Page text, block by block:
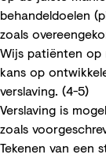
behandeldoelen
zoals
Wijs patiënten op
kans op
verslaving. (4-5)
Verslaving is
zoals
Tekenen van een